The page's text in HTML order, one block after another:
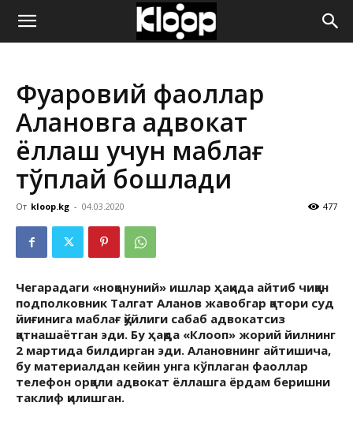
ҚИРҒИЗИСТОН
ЯНГИЛИКЛАРИ
Фуқаровий фаоллар
Алановга адвокат
ёллаш учун маблағ
тўплай бошлади
От kloop.kg - 04.03.2020 477
Чегарадаги «ноқонуний» ишлар ҳақида айтиб чиққан
подполковник Талгат Аланов жавобгар қатори суд
йиғинига маблағ қўйлиги сабаб адвокатсиз
қатнашаётган эди. Бу ҳақда «Клооп» жорий йилнинг
2 мартида билдирган эди. Алановнинг айтишича,
бу материалдан кейин унга кўплаган фаоллар
телефон орқали адвокат ёллашга ёрдам беришни
таклиф қилишган.